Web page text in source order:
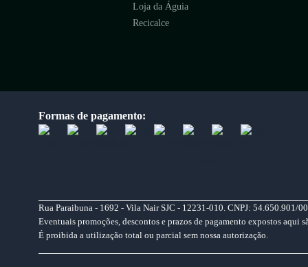
Loja da Águia
Recicalce
Formas de pagamento:
Rua Paraibuna - 1692 - Vila Nair SJC - 12231-010. CNPJ: 54.650.901/
Eventuais promoções, descontos e prazos de pagamento expostos
É proibida a utilização total ou parcial sem nossa autorização.